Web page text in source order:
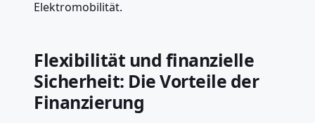
Elektromobilität.
Flexibilität und finanzielle
Sicherheit: Die Vorteile der
Finanzierung